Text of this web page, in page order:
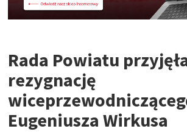
Rada Powiatu
rezygnację
Eugeniusza Wirkusa